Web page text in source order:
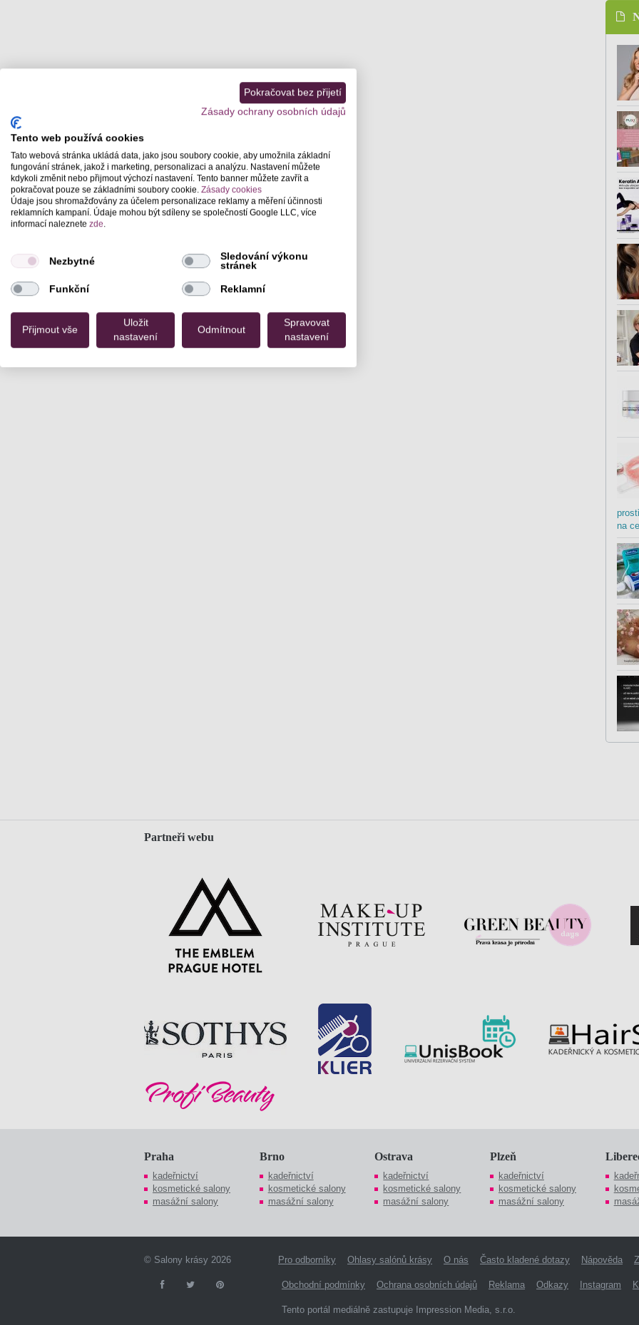
na
Partneři webu
Praha
kadeřnictví
kosmetické salony
masážní salony
Brno
kadeřnictví
kosmetické salony
masážní salony
Ostrava
kadeřnictví
kosmetické salony
masážní salony
Plzeň
kadeřnictví
kosmetické salony
masážní salony
Pro odborníky Ohlasy salónů krásy O nás Často kladené dotazy Nápověda
Obchodní podmínky Ochrana osobních údajů Reklama Odkazy Instagram
Tento portál mediálně zastupuje Impression Media, s.r.o.
© Salony krásy 2026
Pokračovat bez přijetí
Zásady ochrany osobních údajů
Tento web používá cookies
Tato webová stránka ukládá data, jako jsou soubory cookie, aby umožnila základní
fungování stránek, jakož i marketing, personalizaci a analýzu. Nastavení můžete
kdykoli změnit nebo přijmout výchozí nastavení. Tento banner můžete zavřít a
pokračovat pouze se základními soubory cookie. Zásady cookies
Údaje jsou shromažďovány za účelem personalizace reklamy a měření účinnosti
reklamních kampaní. Údaje mohou být sdíleny se společností Google LLC, více
informací naleznete zde.
Nezbytné
Sledování výkonu
stránek
Funkční Reklamní
Přijmout vše
Uložit
nastavení
Odmítnout
Spravovat
nastavení